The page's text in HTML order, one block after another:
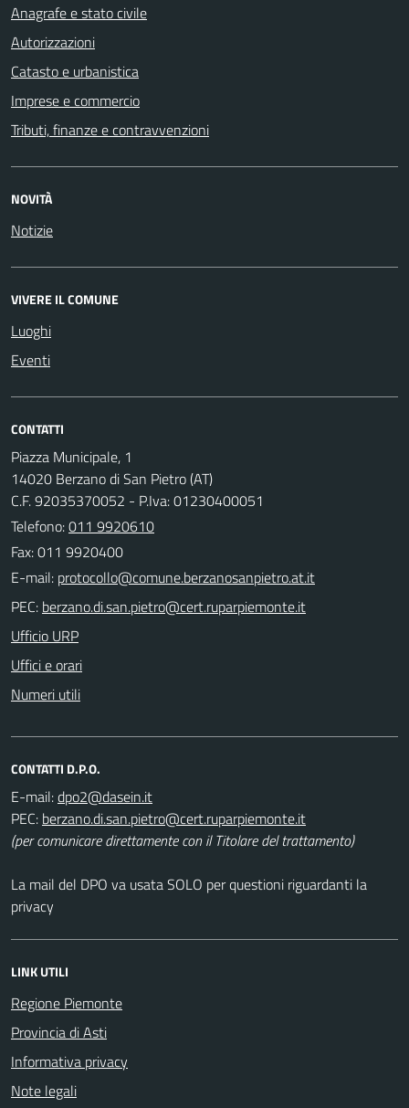
Anagrafe e stato civile
Autorizzazioni
Catasto e urbanistica
Imprese e commercio
Tributi, finanze e contravvenzioni
NOVITÀ
Notizie
VIVERE IL COMUNE
Luoghi
Eventi
CONTATTI
Piazza Municipale, 1
14020 Berzano di San Pietro (AT)
C.F. 92035370052 - P.Iva: 01230400051
Telefono:011 9920610
Fax: 011 9920400
E-mail:
PEC:
Ufficio URP
Uffici e orari
Numeri utili
CONTATTI D.P.O.
E-mail:
PEC:
(per comunicare direttamente con il Titolare del trattamento)
La mail del DPO va usata SOLO per questioni riguardanti la
privacy
LINK UTILI
Regione Piemonte
Provincia di Asti
Informativa privacy
Note legali